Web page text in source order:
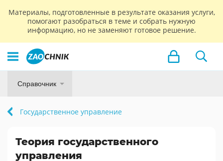
Материалы, подготовленные в результате оказания услуги,
помогают разобраться в теме и собрать нужную
информацию, но не заменяют готовое решение.
Справочник
Государственное управление
Теория государственного
управления